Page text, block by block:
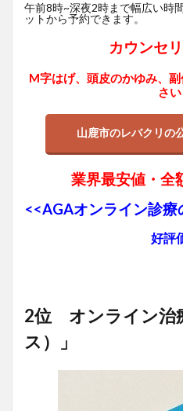
午前8時~深夜2時まで幅広い時
ットから予約できます。
カウンセ
M字はげ、頭皮のかゆみ、
さい
山鹿市のレバクリの
業界最安値・全
<<AGAオンライン診
好評
2位 オンライン治
ス）」